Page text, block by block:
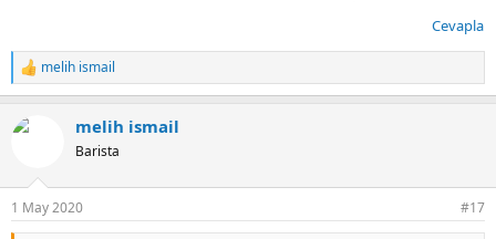
Cevapla
T
e
k
melih ismail
melih ismail
Barista
1 May 2020 #17